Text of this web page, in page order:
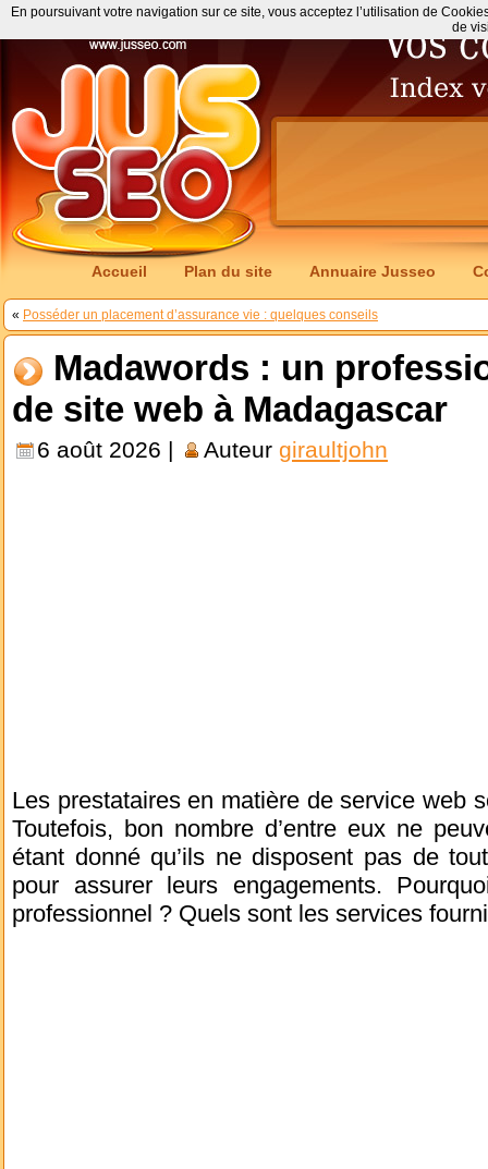
Accueil Plan du site Annuaire Jusseo
« Posséder un placement d’assurance vie : quelques conseils
Madawords : un
de site web à Madagascar
6 août 2026 | Auteur giraultjohn
Les prestataires en matière de service web
Toutefois, bon nombre d’entre eux ne
étant donné qu’ils ne disposent pas de
pour assurer leurs engagements.
professionnel ? Quels sont les services
En poursuivant votre navigation sur ce site, vous acceptez l’utilisation de
de